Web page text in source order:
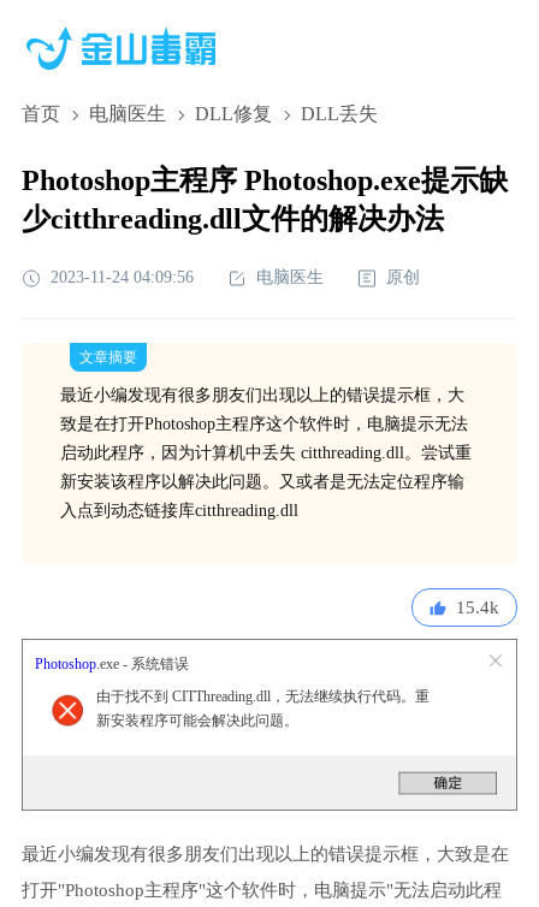
首页 电脑医生 DLL修复 DLL丢失
Photoshop主程序 Photoshop.exe提示缺
少citthreading.dll文件的解决办法
2023-11-24 04:09:56 电脑医生 原创
文章摘要
最近小编发现有很多朋友们出现以上的错误提示框，大
致是在打开Photoshop主程序这个软件时，电脑提示无法
启动此程序，因为计算机中丢失 citthreading.dll。尝试重
新安装该程序以解决此问题。又或者是无法定位程序输
入点到动态链接库citthreading.dll
15.4k
Photoshop.exe - 系统错误
由于找不到 CITThreading.dll，无法继续执行代码。重
新安装程序可能会解决此问题。
最近小编发现有很多朋友们出现以上的错误提示框，大致是在
打开"Photoshop主程序"这个软件时，电脑提示"无法启动此程